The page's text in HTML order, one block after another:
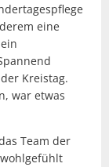
eine
Kreistag.
war etwas
Team der